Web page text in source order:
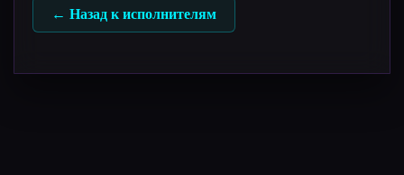
← Назад к исполнителям